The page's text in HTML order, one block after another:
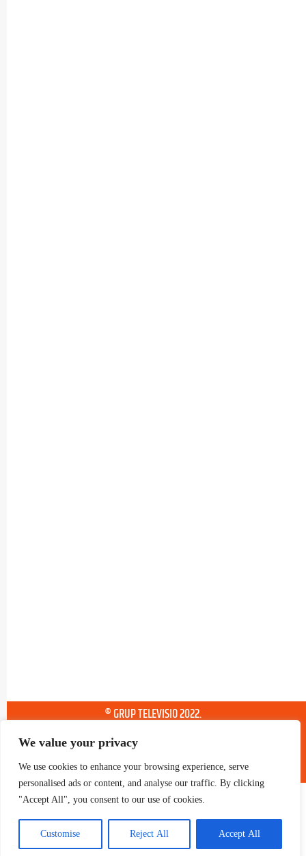
We value your privacy
We use cookies to enhance your browsing experience, serve
personalised ads or content, and analyse our traffic. By clicking
"Accept All", you consent to our use of cookies.
Customise Reject All Accept All
® GRUP TELEVISIO 2022.